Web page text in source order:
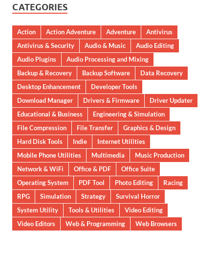
CATEGORIES
Action Action Adventure Adventure
Antivirus
Antivirus & Security
Audio & Music
Audio Editing
Audio Plugins
Audio Processing and Mixing
Backup & Recovery
Backup Software
Data Recovery
Desktop Enhancement
Developer Tools
Download Manager
Drivers & Firmware
Driver Updater
Educational & Business
Engineering & Simulation
File Compression
File Transfer
Graphics & Design
Hard Disk Tools
Indie
Internet Utilities
Mobile Phone Utilities
Multimedia
Music Production
Network & WiFi
Office & PDF
Office Suite
Operating System
PDF Tool Photo Editing
Racing
RPG
Simulation Strategy
Survival Horror
System Utility
Tools & Utilities
Video Editing
Video Editors
Web & Programming Web Browsers